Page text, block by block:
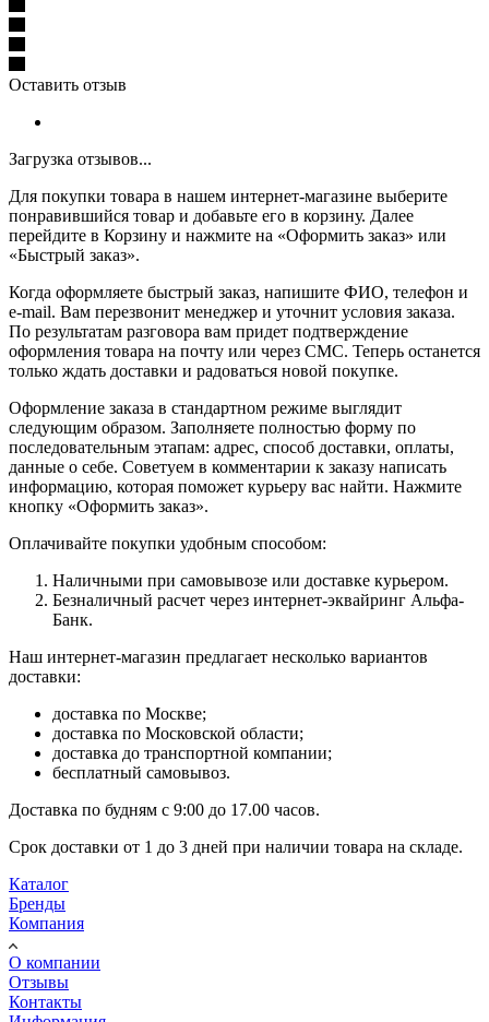
Оставить отзыв
Загрузка отзывов...
Для покупки товара в нашем интернет-магазине выберите
понравившийся товар и добавьте его в корзину. Далее
перейдите в Корзину и нажмите на «Оформить заказ» или
«Быстрый заказ».
Когда оформляете быстрый заказ, напишите ФИО, телефон и
e-mail. Вам перезвонит менеджер и уточнит условия заказа.
По результатам разговора вам придет подтверждение
оформления товара на почту или через СМС. Теперь останется
только ждать доставки и радоваться новой покупке.
Оформление заказа в стандартном режиме выглядит
следующим образом. Заполняете полностью форму по
последовательным этапам: адрес, способ доставки, оплаты,
данные о себе. Советуем в комментарии к заказу написать
информацию, которая поможет курьеру вас найти. Нажмите
кнопку «Оформить заказ».
Оплачивайте покупки удобным способом:
Наличными при самовывозе или доставке курьером.
Безналичный расчет через интернет-эквайринг Альфа-
Банк.
Наш интернет-магазин предлагает несколько вариантов
доставки:
доставка по Москве;
доставка по Московской области;
доставка до транспортной компании;
бесплатный самовывоз.
Доставка по будням с 9:00 до 17.00 часов.
Срок доставки от 1 до 3 дней при наличии товара на складе.
Каталог
Бренды
Компания
О компании
Отзывы
Контакты